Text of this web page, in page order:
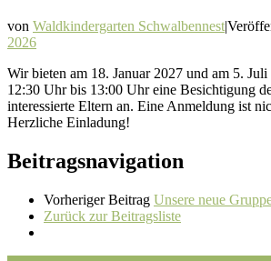
von Waldkindergarten Schwalbennest|
2026
Wir bieten am 18. Januar 2027 und am 5.
12:30 Uhr bis 13:00 Uhr eine Besichtigung
interessierte Eltern an. Eine Anmeldung ist
Herzliche Einladung!
Beitragsnavigation
Vorheriger Beitrag Unsere neue
Zurück zur Beitragsliste